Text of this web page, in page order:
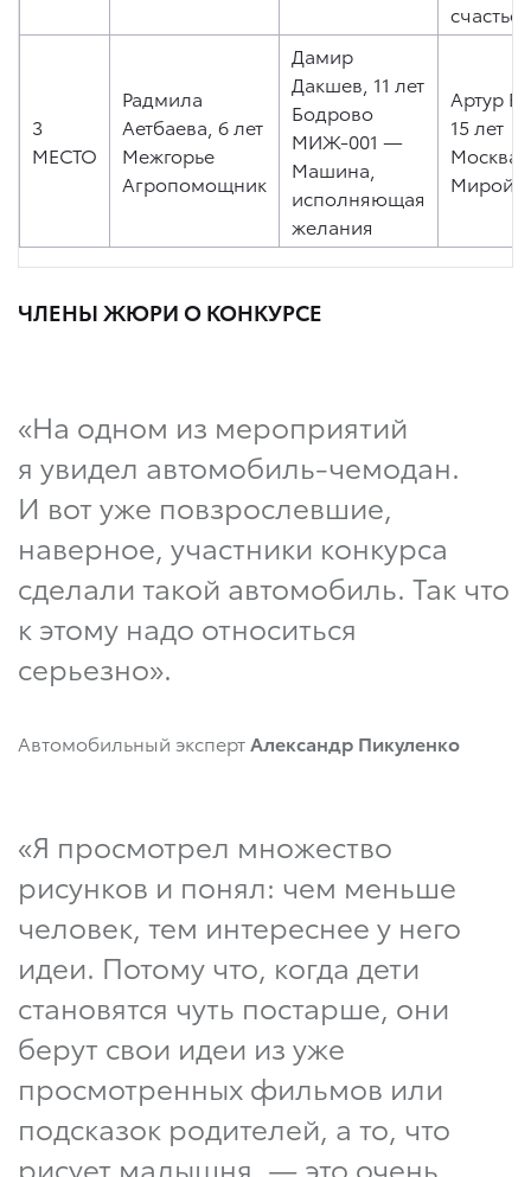
счастье»
3
МЕСТО
Радмила
Аетбаева, 6 лет
Межгорье
Агропомощник
Дамир
Дакшев, 11 лет
Бодрово
МИЖ-001 —
Машина,
исполняющая
желания
Артур
15 лет
Москва
ЧЛЕНЫ ЖЮРИ О КОНКУРСЕ
«На одном из мероприятий
я увидел автомобиль-чемодан.
И вот уже повзрослевшие,
наверное, участники конкурса
сделали такой автомобиль. Так что
к этому надо относиться
серьезно».
Автомобильный экспертАлександр Пикуленко
«Я просмотрел множество
рисунков и понял: чем меньше
человек, тем интереснее у него
идеи. Потому что, когда дети
становятся чуть постарше, они
берут свои идеи из уже
просмотренных фильмов или
подсказок родителей, а то, что
рисует малышня, — это очень